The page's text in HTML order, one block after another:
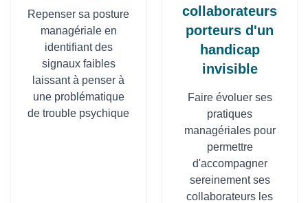
Repenser sa posture
managériale en
identifiant des
signaux faibles
laissant à penser à
une problématique
de trouble psychique
collaborateurs
porteurs d'un
handicap
invisible
Faire évoluer ses
pratiques
managériales pour
permettre
d'accompagner
sereinement ses
collaborateurs les